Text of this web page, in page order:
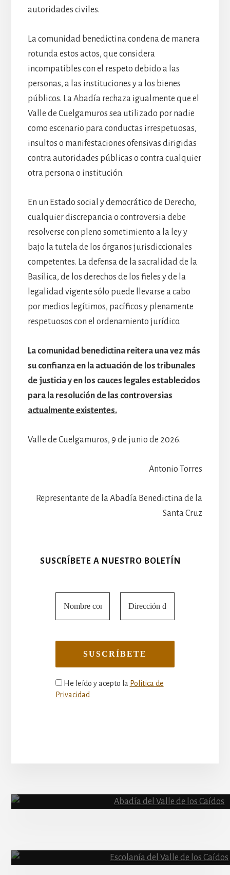
autoridades civiles.
La comunidad benedictina condena de manera
rotunda estos actos, que considera
incompatibles con el respeto debido a las
personas, a las instituciones y a los bienes
públicos. La Abadía rechaza igualmente que el
Valle de Cuelgamuros sea utilizado por nadie
como escenario para conductas irrespetuosas,
insultos o manifestaciones ofensivas dirigidas
contra autoridades públicas o contra cualquier
otra persona o institución.
En un Estado social y democrático de Derecho,
cualquier discrepancia o controversia debe
resolverse con pleno sometimiento a la ley y
bajo la tutela de los órganos jurisdiccionales
competentes. La defensa de la sacralidad de la
Basílica, de los derechos de los fieles y de la
legalidad vigente sólo puede llevarse a cabo
por medios legítimos, pacíficos y plenamente
respetuosos con el ordenamiento jurídico.
La comunidad benedictina reitera una vez más
su confianza en la actuación de los tribunales
de justicia y en los cauces legales establecidos
para la resolución de las controversias
actualmente existentes.
Valle de Cuelgamuros, 9 de junio de 2026.
Antonio Torres
Representante de la Abadía Benedictina de la
Santa Cruz
SUSCRÍBETE A NUESTRO BOLETÍN
He leído y acepto la Política de
Privacidad
Content